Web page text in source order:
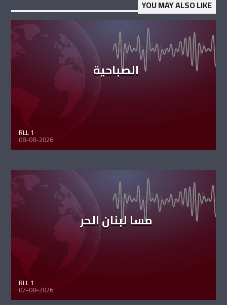
YOU MAY ALSO LIKE
الصباحية
RLL 1
08-08-2026
مسا لبنان الحر
RLL 1
07-08-2026